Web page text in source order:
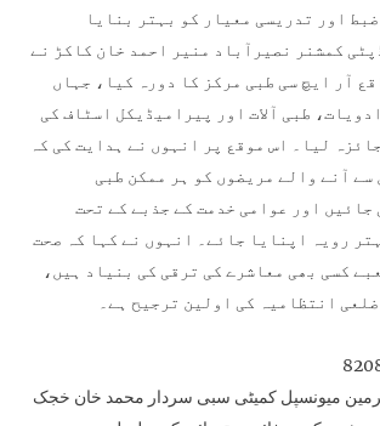
اور تدریسی معیار کو بہتر بنایا
کمشنر نصیرآباد منیر احمد خان کاکڑ نے
آر ایچ سی طبی مرکز کا دورہ کیا، جہاں
طبی آلات اور پیرامیڈیکل اسٹاف کی
لیا۔ اس موقع پر انہوں نے ہدایت کی کہ
سے آنے والے مریضوں کو ہر ممکن طبی
جائیں اور عوامی خدمت کے جذبے کے تحت
رویہ اپنایا جائے۔ انہوں نے کہا کہ صحت
کسی بھی معاشرے کی ترقی کی بنیاد ہیں،
ضلعی انتظامیہ کی اولین ترجیح ہے۔
چیئرمین میونسپل کمیٹی سبی سردار محمد خان خجک